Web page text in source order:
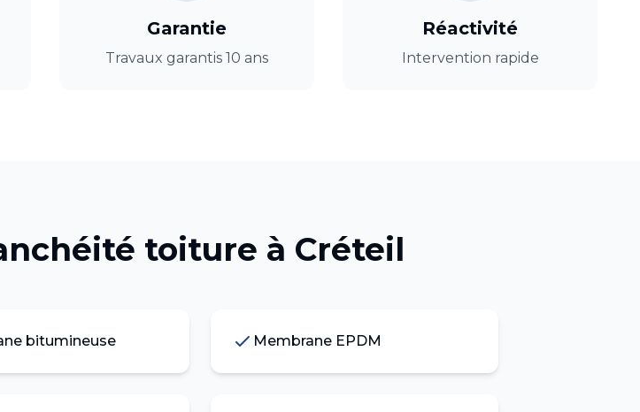
Garantie
Travaux garantis 10 ans
Réactivité
Intervention rapide
toiture à Créteil
bitumineuse Membrane EPDM